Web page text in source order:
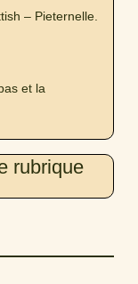
– Pieternelle.
et la
rubrique